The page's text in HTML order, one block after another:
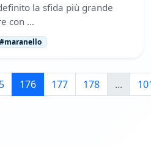
la sfida più grande
con …
#maranello
176 177 178 ...